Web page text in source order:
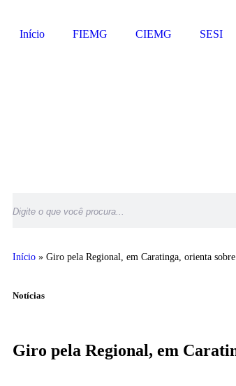
Início FIEMG CIEMG SESI
Início » Giro pela Regional, em Caratinga, orienta
Notícias
Giro pela Regional, em